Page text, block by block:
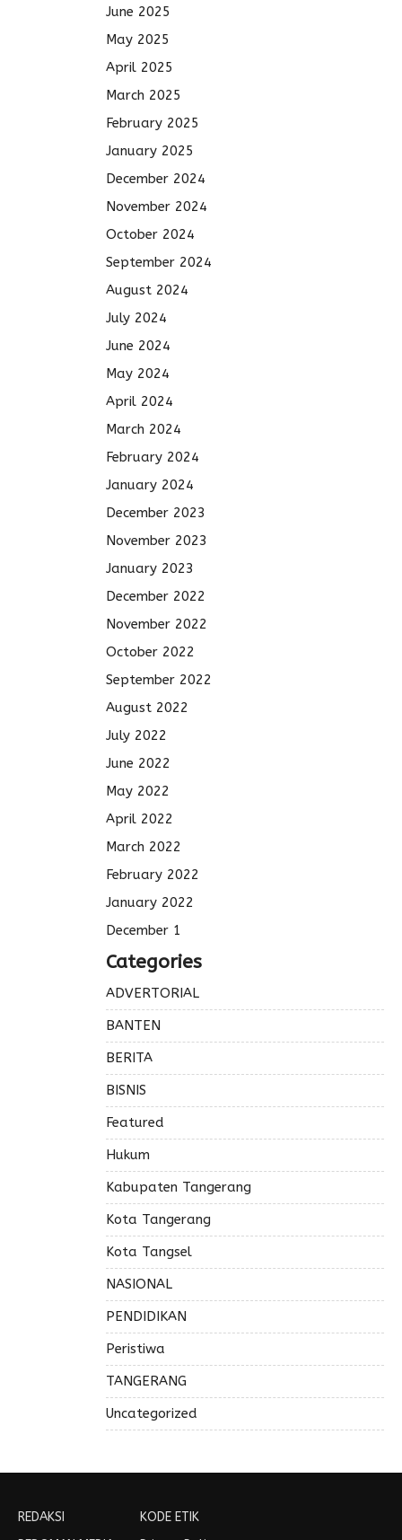
June 2025
May 2025
April 2025
March 2025
February 2025
January 2025
December 2024
November 2024
October 2024
September 2024
August 2024
July 2024
June 2024
May 2024
April 2024
March 2024
February 2024
January 2024
December 2023
November 2023
January 2023
December 2022
November 2022
October 2022
September 2022
August 2022
July 2022
June 2022
May 2022
April 2022
March 2022
February 2022
January 2022
December 1
Categories
ADVERTORIAL
BANTEN
BERITA
BISNIS
Featured
Hukum
Kabupaten Tangerang
Kota Tangerang
Kota Tangsel
NASIONAL
PENDIDIKAN
Peristiwa
TANGERANG
Uncategorized
REDAKSI
KODE ETIK